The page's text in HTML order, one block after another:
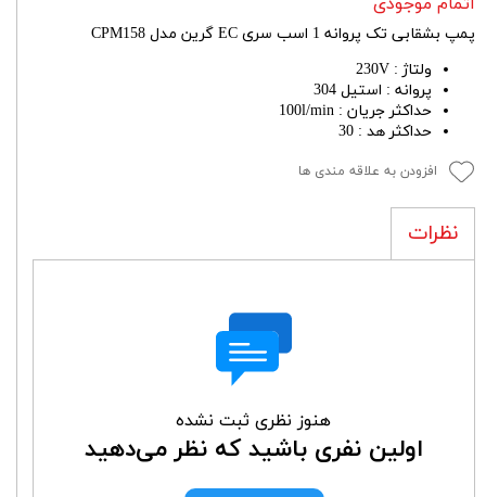
پمپ بشقابی تک پروانه 1 اسب سری EC گرین مدل CPM158
ولتاژ : 230V
پروانه : استیل 304
حداکثر جریان : 100l/min
حداکثر هد : 30
افزودن به علاقه مندی ها
نظرات
هنوز نظری ثبت نشده
اولین نفری باشید که نظر می‌دهید